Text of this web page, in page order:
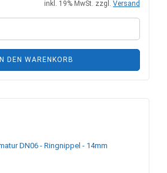
inkl. 19% MwSt. zzgl. Versand
IN DEN WARENKORB